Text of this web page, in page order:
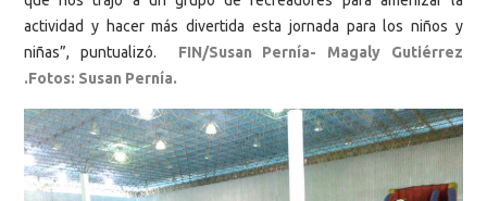
actividad y hacer más divertida esta jornada para los niños y
niñas”, puntualizó.
FIN/Susan Pernía- Magaly Gutiérrez
.Fotos: Susan Pernía.